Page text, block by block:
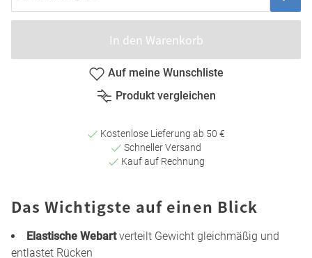
In den Warenkorb
Auf meine Wunschliste
Produkt vergleichen
Kostenlose Lieferung ab 50 €
Schneller Versand
Kauf auf Rechnung
Das Wichtigste auf einen Blick
Elastische Webartverteilt Gewicht gleichmäßig und
entlastet Rücken